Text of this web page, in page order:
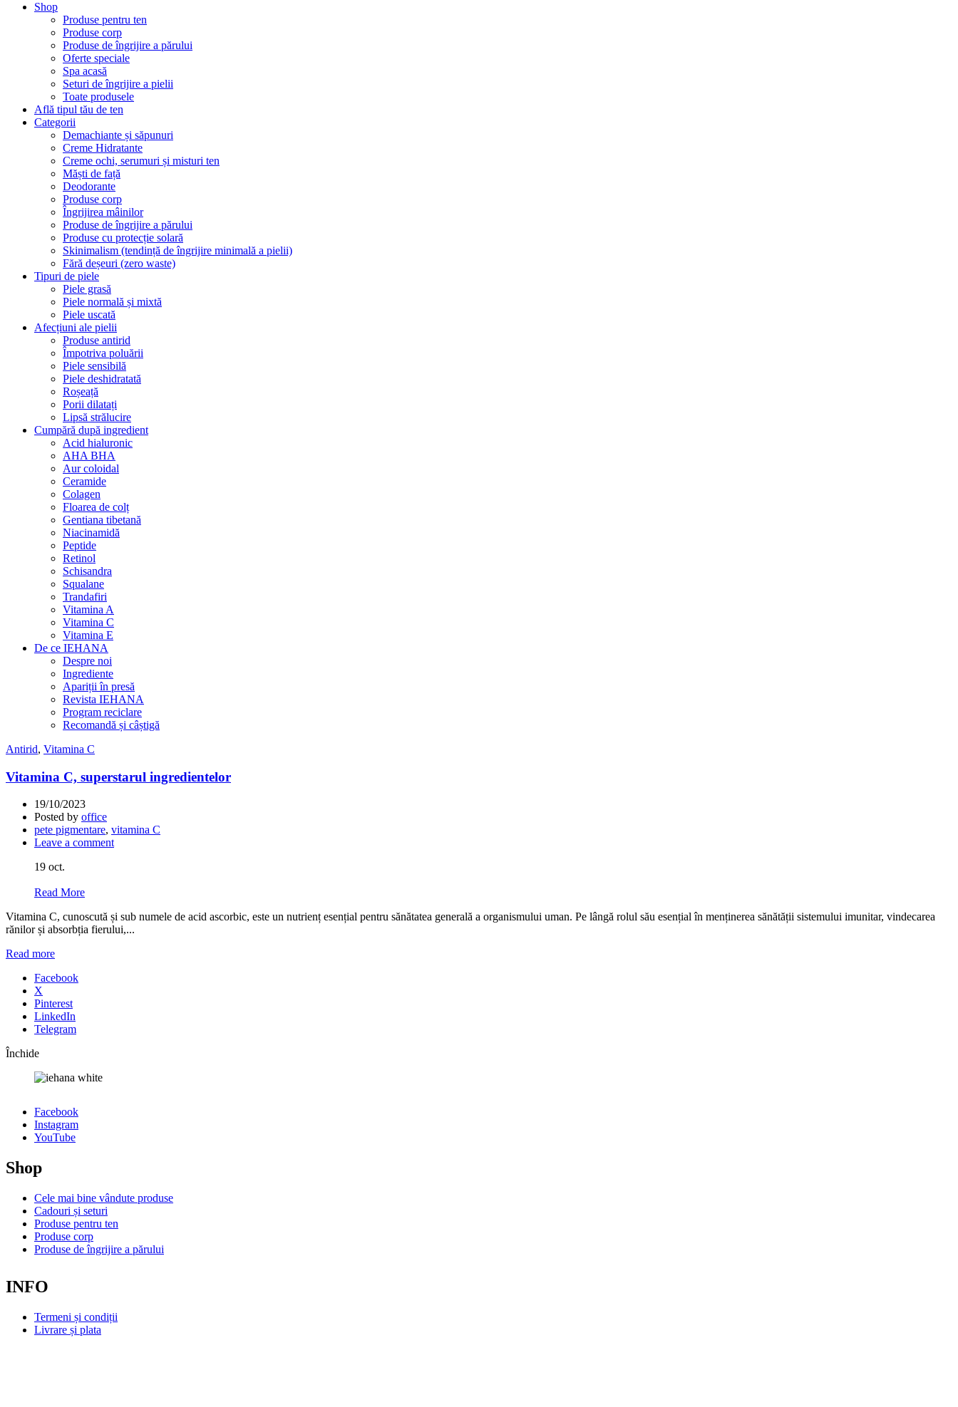
Shop
Produse pentru ten
Produse corp
Produse de îngrijire a părului
Oferte speciale
Spa acasă
Seturi de îngrijire a pielii
Toate produsele
Află tipul tău de ten
Categorii
Demachiante și săpunuri
Creme Hidratante
Creme ochi, serumuri și misturi ten
Măști de față
Deodorante
Produse corp
Îngrijirea mâinilor
Produse de îngrijire a părului
Produse cu protecție solară
Skinimalism (tendință de îngrijire minimală a pielii)
Fără deșeuri (zero waste)
Tipuri de piele
Piele grasă
Piele normală și mixtă
Piele uscată
Afecțiuni ale pielii
Produse antirid
Împotriva poluării
Piele sensibilă
Piele deshidratată
Roșeață
Porii dilatați
Lipsă strălucire
Cumpără după ingredient
Acid hialuronic
AHA BHA
Aur coloidal
Ceramide
Colagen
Floarea de colț
Gentiana tibetană
Niacinamidă
Peptide
Retinol
Schisandra
Squalane
Trandafiri
Vitamina A
Vitamina C
Vitamina E
De ce IEHANA
Despre noi
Ingrediente
Apariții în presă
Revista IEHANA
Program reciclare
Recomandă și câștigă
Antirid, Vitamina C
Vitamina C, superstarul ingredientelor
19/10/2023
Posted by office
pete pigmentare, vitamina C
Leave a comment
19 oct.
Read More
Vitamina C, cunoscută și sub numele de acid ascorbic, este un nutrienț esențial pentru sănătatea generală a organismului uman. Pe lângă rolul său esențial în menținerea sănătății sistemului imunitar, vindecarea
rănilor și absorbția fierului,...
Read more
Facebook
X
Pinterest
LinkedIn
Telegram
Închide
Facebook
Instagram
YouTube
Shop
Cele mai bine vândute produse
Cadouri și seturi
Produse pentru ten
Produse corp
Produse de îngrijire a părului
INFO
Termeni și condiții
Livrare și plata